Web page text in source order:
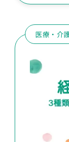
医療・介